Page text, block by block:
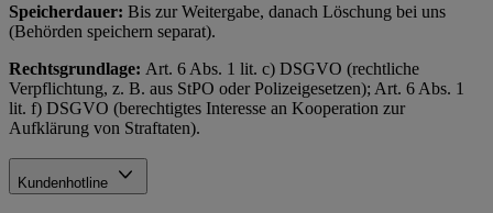
Speicherdauer: Bis zur Weitergabe, danach Löschung bei uns
(Behörden speichern separat).
Rechtsgrundlage: Art. 6 Abs. 1 lit. c) DSGVO (rechtliche
Verpflichtung, z. B. aus StPO oder Polizeigesetzen); Art. 6 Abs. 1
lit. f) DSGVO (berechtigtes Interesse an Kooperation zur
Aufklärung von Straftaten).
Kundenhotline